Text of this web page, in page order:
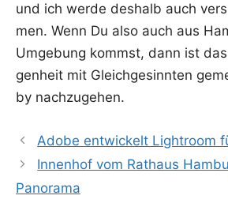
und ich wer­de des­halb auch
men. Wenn Du also auch aus
Umge­bung kommst, dann ist
gen­heit mit Gleich­ge­sinn­ten
by nachzugehen.
Adobe entwickelt Lightroom
Innenhof vom Rathaus
Panorama